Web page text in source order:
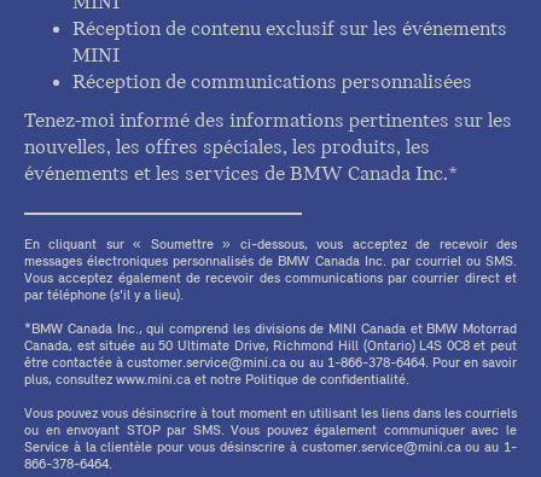
Réception de contenu exclusif sur les événements
MINI
Réception de communications personnalisées
Tenez-moi informé des informations pertinentes sur les
nouvelles, les offres spéciales, les produits, les
événements et les services de BMW Canada Inc.*
En cliquant sur « Soumettre » ci-dessous, vous acceptez de recevoir des
messages électroniques personnalisés de BMW Canada Inc. par courriel ou SMS.
Vous acceptez également de recevoir des communications par courrier direct et
par téléphone (s'il y a lieu).
*BMW Canada Inc., qui comprend les divisions de MINI Canada et BMW Motorrad
Canada, est située au 50 Ultimate Drive, Richmond Hill (Ontario) L4S 0C8 et peut
être contactée à customer.service@mini.ca ou au 1-866-378-6464. Pour en savoir
plus, consultez www.mini.ca et notre Politique de confidentialité.
Vous pouvez vous désinscrire à tout moment en utilisant les liens dans les courriels
ou en envoyant STOP par SMS. Vous pouvez également communiquer avec le
Service à la clientèle pour vous désinscrire à customer.service@mini.ca ou au 1-
866-378-6464.